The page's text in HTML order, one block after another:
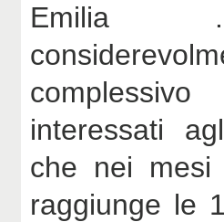
Emilia .
interessati
che nei mesi
raggiunge le